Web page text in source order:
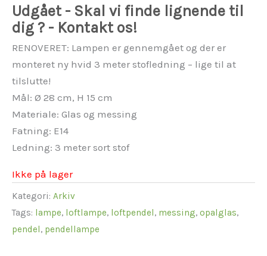
Udgået - Skal vi finde lignende til
dig ? - Kontakt os!
RENOVERET: Lampen er gennemgået og der er
monteret ny hvid 3 meter stofledning – lige til at
tilslutte!
Mål: Ø 28 cm, H 15 cm
Materiale: Glas og messing
Fatning: E14
Ledning: 3 meter sort stof
Ikke på lager
Kategori: Arkiv
Tags: lampe, loftlampe, loftpendel, messing, opalglas,
pendel, pendellampe